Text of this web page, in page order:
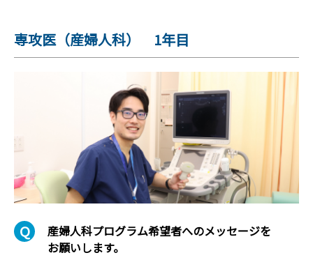
専攻医（産婦人科） 1年目
産婦人科プログラム希望者へのメッセージを
お願いします。